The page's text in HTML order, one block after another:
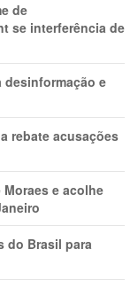
de
se interferência de
desinformação e
rebate acusações
e acolhe
do Brasil para